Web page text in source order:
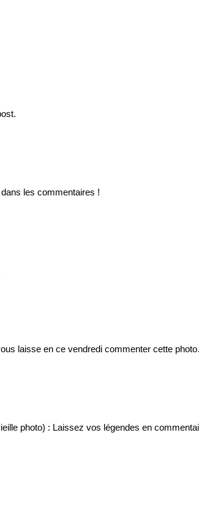
les commentaires !
laisse en ce vendredi commenter cette
photo) : Laissez vos légendes en